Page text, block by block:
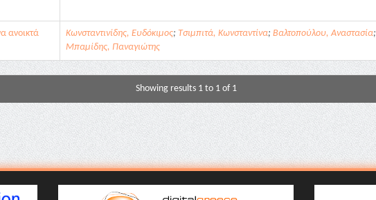
ανοικτά
Κωνσταντινίδης, Ευδόκιμος; Τσιμπιτά, Κωνσταντίνα; Βαλτοπούλου, Αναστασία;
Μπαμίδης, Παναγιώτης
Showing results 1 to 1 of 1